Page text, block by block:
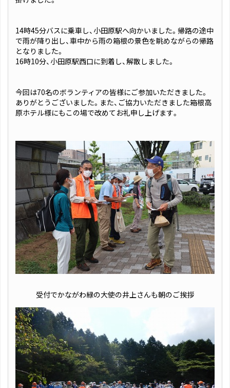
14時45分バスに乗車し、小田原駅へ向かいました。帰路の途中
で雨が降り出し、車中から雨の箱根の景色を眺めながらの帰路
となりました。
16時10分、小田原駅西口に到着し、解散しました。
今回は70名のボランティアの皆様にご参加いただきました。
ありがとうございました。また、ご協力いただきました箱根高
原ホテル様にもこの場で改めてお礼申し上げます。
受付でかながわ緑の大使の井上さんも朝のご挨拶